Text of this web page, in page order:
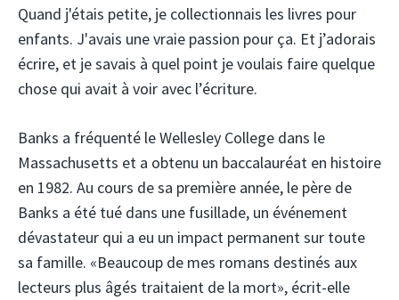
Quand j'étais petite, je collectionnais les livres pour
enfants. J'avais une vraie passion pour ça. Et j’adorais
écrire, et je savais à quel point je voulais faire quelque
chose qui avait à voir avec l’écriture.
Banks a fréquenté le Wellesley College dans le
Massachusetts et a obtenu un baccalauréat en histoire
en 1982. Au cours de sa première année, le père de
Banks a été tué dans une fusillade, un événement
dévastateur qui a eu un impact permanent sur toute
sa famille. «Beaucoup de mes romans destinés aux
lecteurs plus âgés traitaient de la mort», écrit-elle